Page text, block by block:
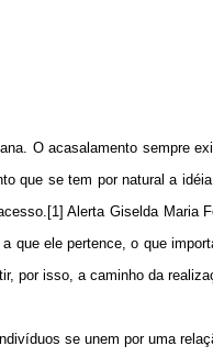
O acasalamento sempre
que se tem por natural a
Alerta Giselda Maria
ele pertence, o que
por isso, a caminho da
se unem por uma